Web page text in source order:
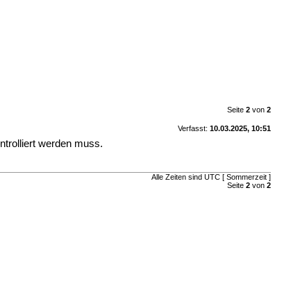
Seite 2von 2
Verfasst: 10.03.2025, 10:51
werden muss.
Alle Zeiten sind UTC [ Sommerzeit ]
Seite 2von 2